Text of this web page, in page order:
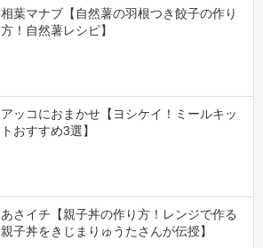
相葉マナブ【自然薯の羽根つき餃子の作り
方！自然薯レシピ】
アッコにおまかせ【ヨシケイ！ミールキッ
トおすすめ3選】
あさイチ【親子丼の作り方！レンジで作る
親子丼をきじまりゅうたさんが伝授】